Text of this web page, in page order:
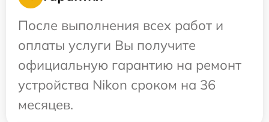
После выполнения всех работ и
оплаты услуги Вы получите
официальную гарантию на ремонт
устройства Nikon сроком на 36
месяцев.